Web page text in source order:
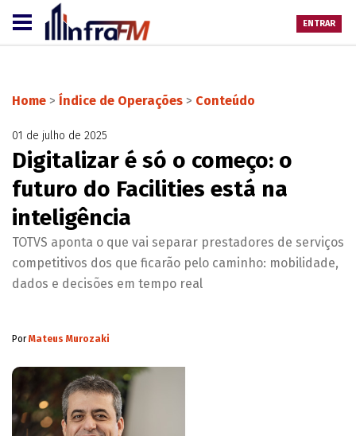
ENTRAR
Home > Índice de Operações > Conteúdo
01 de julho de 2025
Digitalizar é só o começo: o
futuro do Facilities está na
inteligência
TOTVS aponta o que vai separar prestadores de serviços
competitivos dos que ficarão pelo caminho: mobilidade,
dados e decisões em tempo real
PorMateus Murozaki